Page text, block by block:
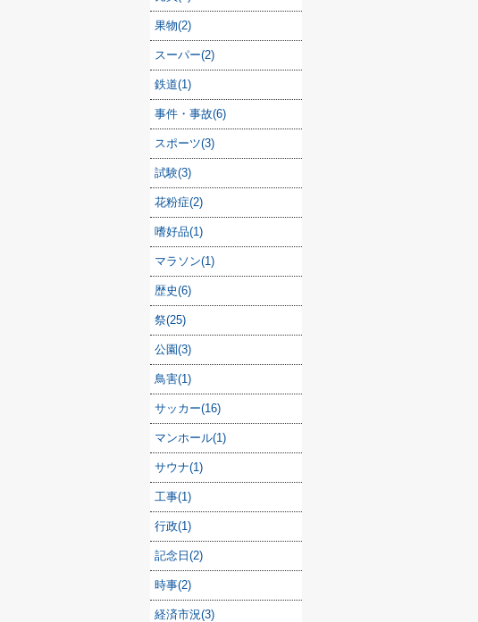
果物(2)
スーパー(2)
鉄道(1)
事件・事故(6)
スポーツ(3)
試験(3)
花粉症(2)
嗜好品(1)
マラソン(1)
歴史(6)
祭(25)
公園(3)
鳥害(1)
サッカー(16)
マンホール(1)
サウナ(1)
工事(1)
行政(1)
記念日(2)
時事(2)
経済市況(3)